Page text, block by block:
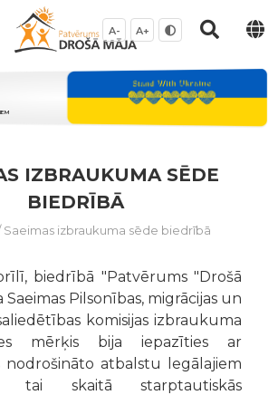
A- A+
IZBRAUKUMA SĒDE
BIEDRĪBĀ
Saeimas izbraukuma sēde biedrībā
biedrībā "Patvērums "Drošā
Pilsonības, migrācijas un
komisijas izbraukuma
mērķis bija iepazīties ar
nodrošināto atbalstu legālajiem
tai skaitā starptautiskās